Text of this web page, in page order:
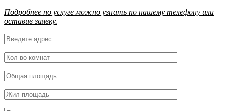
Подробнее по услуге можно узнать по нашему телефону или
оставив заявку.